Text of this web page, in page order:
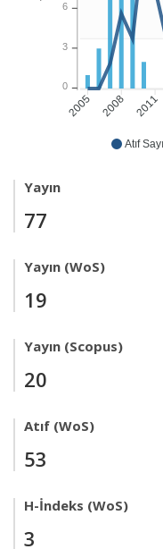
Atıf
2005 2008 2011
6
3
0
Yayın
77
Yayın (WoS)
19
Yayın (Scopus)
20
Atıf (WoS)
53
H-İndeks (WoS)
3